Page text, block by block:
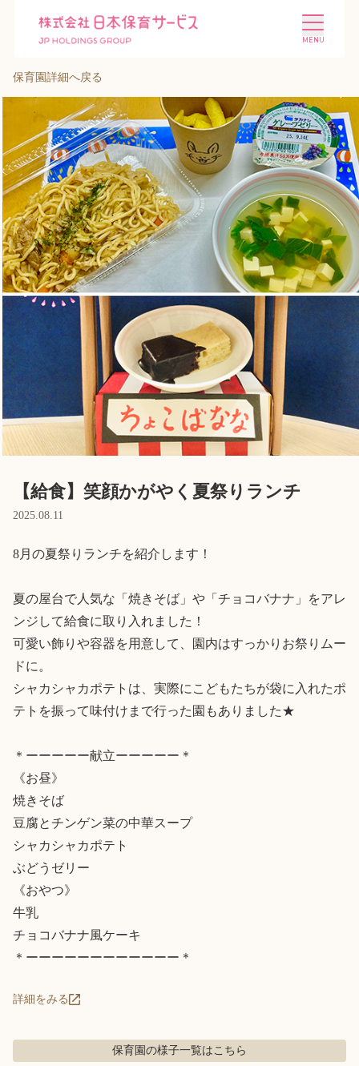
施設を探す 選ばれる理由
会社概要 ニュース
投資家情報 採用情報
Language
ホーム
利用者の声
プライバシーポリシー
保育園詳細へ戻る
【給食】笑顔かがやく夏祭りランチ
2025.08.11
8月の夏祭りランチを紹介します！
夏の屋台で人気な「焼きそば」や「チョコバナナ」をアレ
ンジして給食に取り入れました！
可愛い飾りや容器を用意して、園内はすっかりお祭りムー
ドに。
シャカシャカポテトは、実際にこどもたちが袋に入れたポ
テトを振って味付けまで行った園もありました★
＊ーーーーー献立ーーーーー＊
《お昼》
焼きそば
豆腐とチンゲン菜の中華スープ
シャカシャカポテト
ぶどうゼリー
《おやつ》
牛乳
チョコバナナ風ケーキ
＊ーーーーーーーーーーーー＊
詳細をみる
保育園の様子一覧はこちら